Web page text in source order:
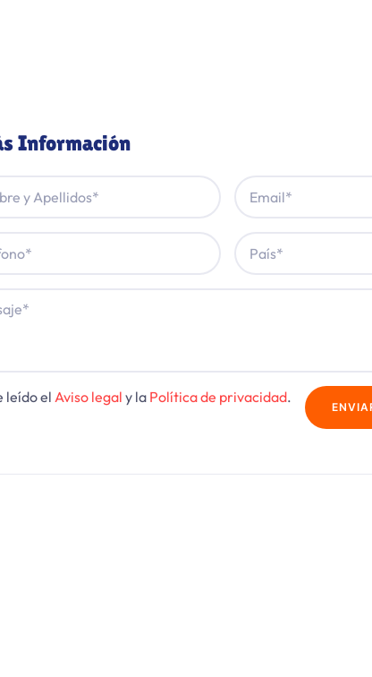
Información
leído el Aviso legal y la Política de privacidad.